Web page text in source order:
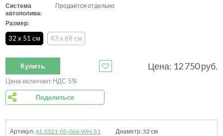
Система
автополива:
Продаётся отдельно
Размер:
32 x 51 см 43 x 68 см
Купить Цена: 12 750руб.
Цена включает НДС 5%
Поделиться
41.3321-05-066-WH-51 32 см